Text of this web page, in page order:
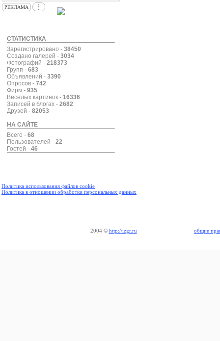
РЕКЛАМА
⋮
СТАТИСТИКА
Зарегистрировано - 38450
Создано галерей - 3034
Фотографий - 218373
Групп - 683
Объявлений - 3390
Опросов - 742
Фирм - 935
Веселых картинок - 16336
Записей в блогах - 2682
Друзей - 82053
НА САЙТЕ
Всего - 68
Пользователей - 22
Гостей - 46
Политика использования файлов cookie
Политика в отношении обработки персональных данных
2004 © http://izgr.ru общие